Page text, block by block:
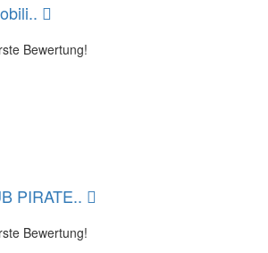
Bewertung!
PIRATE..
Bewertung!